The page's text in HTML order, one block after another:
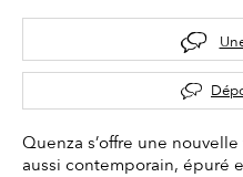
Quenza s’offre une
aussi contemporain, épuré